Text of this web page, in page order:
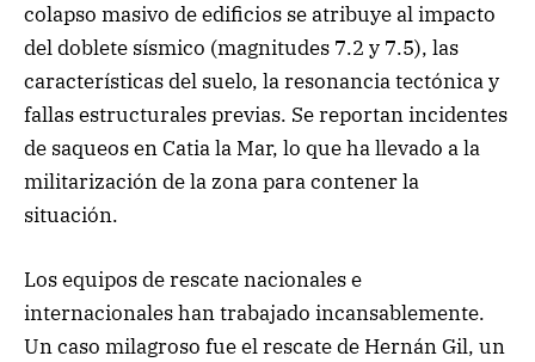
colapso masivo de edificios se atribuye al impacto
del doblete sísmico (magnitudes 7.2 y 7.5), las
características del suelo, la resonancia tectónica y
fallas estructurales previas. Se reportan incidentes
de saqueos en Catia la Mar, lo que ha llevado a la
militarización de la zona para contener la
situación.
Los equipos de rescate nacionales e
internacionales han trabajado incansablemente.
Un caso milagroso fue el rescate de Hernán Gil, un